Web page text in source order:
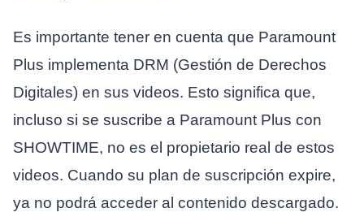
Es importante tener en cuenta que Paramount
Plus implementa DRM (Gestión de Derechos
Digitales) en sus videos. Esto significa que,
incluso si se suscribe a Paramount Plus con
SHOWTIME, no es el propietario real de estos
videos. Cuando su plan de suscripción expire,
ya no podrá acceder al contenido descargado.